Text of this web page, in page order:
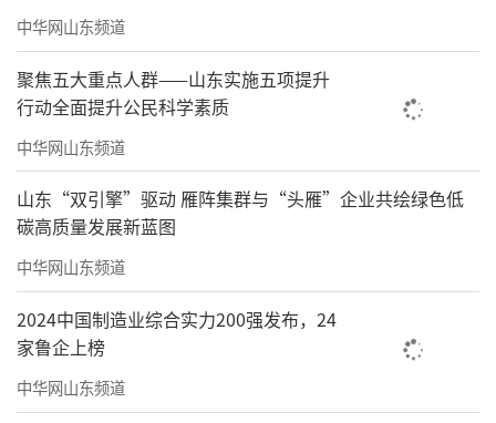
中华网山东频道
聚焦五大重点人群——山东实施五项提升
行动全面提升公民科学素质
中华网山东频道
山东“双引擎”驱动 雁阵集群与“头雁”企业共绘绿色低
碳高质量发展新蓝图
中华网山东频道
2024中国制造业综合实力200强发布，24
家鲁企上榜
中华网山东频道